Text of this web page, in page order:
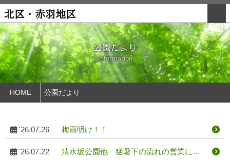
北区・赤羽地区
公園だより
Information
HOME 公園だより
梅雨明け！！
'26.07.26
清水坂公園他 猛暑下の流れの営業につ
'26.07.22